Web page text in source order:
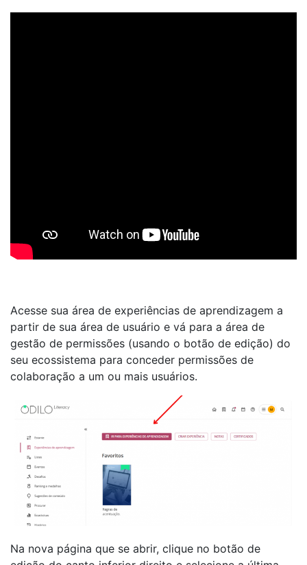
Acesse sua área de experiências de aprendizagem a
partir de sua área de usuário e vá para a área de
gestão de permissões (usando o botão de edição) do
seu ecossistema para conceder permissões de
colaboração a um ou mais usuários.
Na nova página que se abrir, clique no botão de